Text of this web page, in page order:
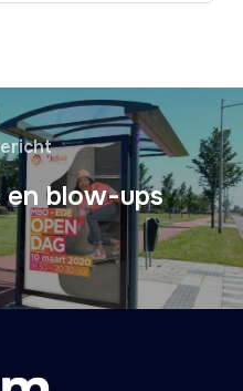
en blow-ups